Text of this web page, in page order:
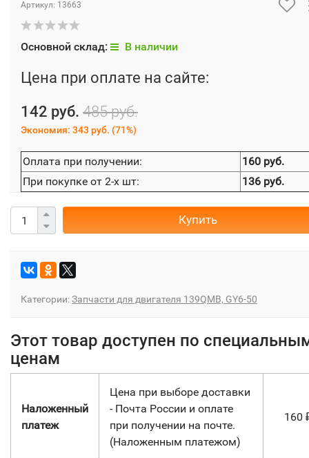
Артикул: 13663
Основной склад: В наличии
Цена при оплате на сайте:
142 руб. 485 руб.
Экономия: 343 руб. (71%)
Оплата при получении:
160 руб.
При покупке от 2-х шт:
136 руб.
Купить
Категории:Запчасти для двигателя 139QMB, GY6-50
Этот товар доступен по
ценам
Наложенный
платеж
Цена при выборе доставки
- Почта России и оплате
при получении на почте.
(Наложенным платежом)
160